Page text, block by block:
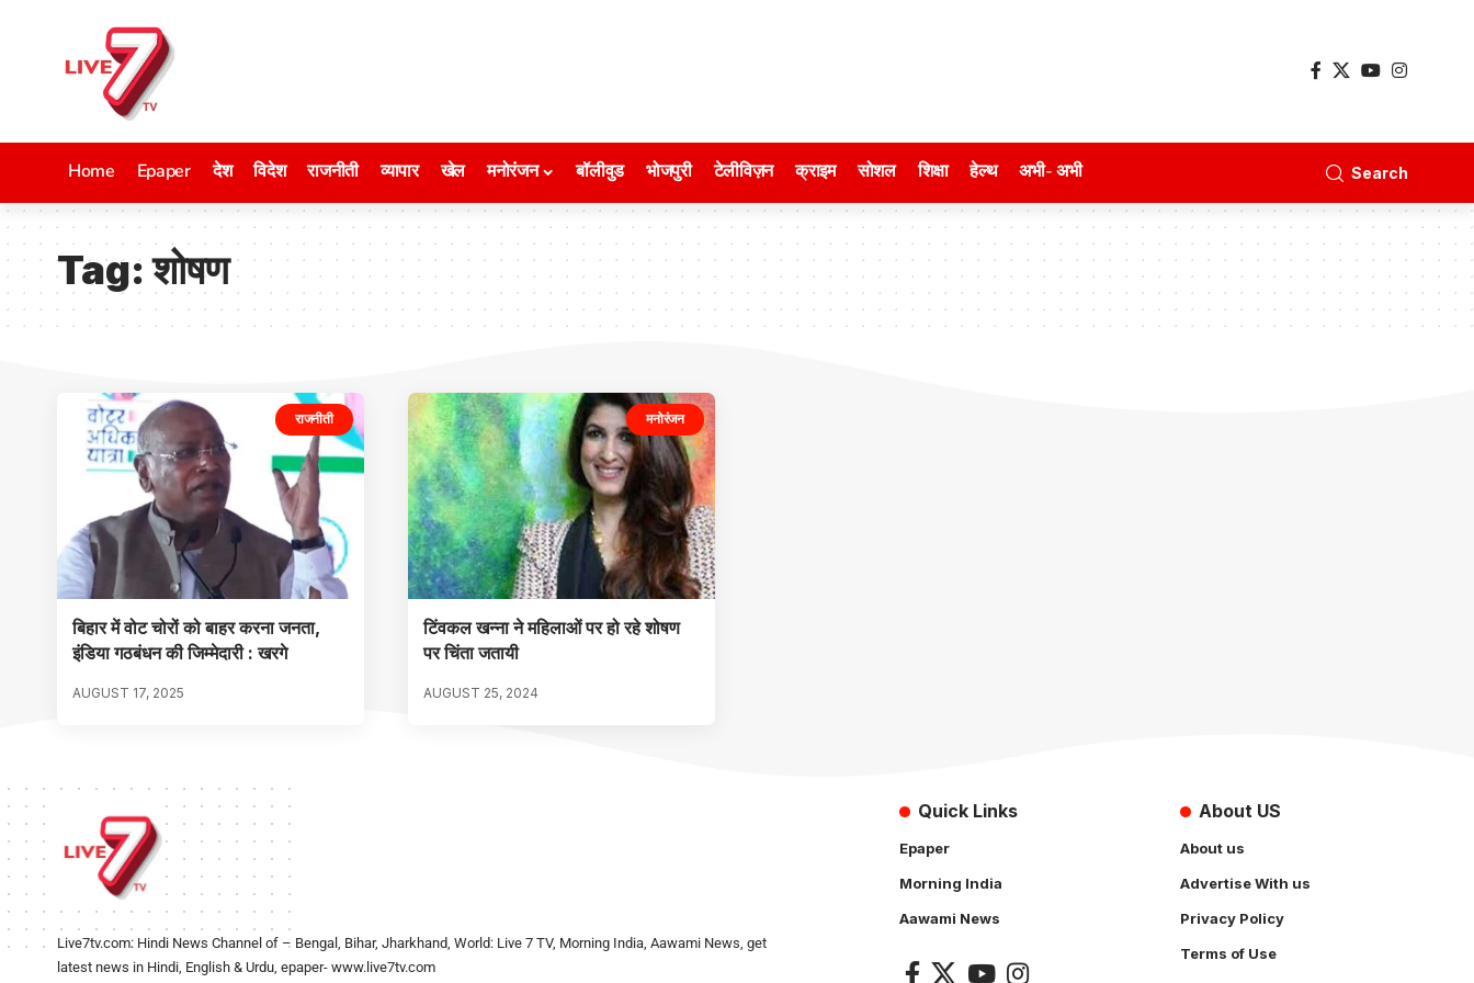
Home Epaper देश विदेश राजनीती व्यापार खेल मनोरंजन बॉलीवुड भोजपुरी टेलीविज़न क्राइम सोशल शिक्षा हेल्थ अभी- अभी Search
Tag:शोषण
राजनीती
बिहार में वोट चोरों को बाहर करना जनता,
इंडिया गठबंधन की जिम्मेदारी : खरगे
AUGUST 17, 2025
मनोरंजन
टिंवकल खन्ना ने महिलाओं पर हो रहे शोषण
पर चिंता जतायी
AUGUST 25, 2024
Live7tv.com: Hindi News Channel of – Bengal, Bihar, Jharkhand, World: Live 7 TV, Morning India, Aawami News, get
latest news in Hindi, English & Urdu, epaper- www.live7tv.com
Quick Links
Epaper
Morning India
Aawami News
About US
About us
Advertise With us
Privacy Policy
Terms of Use